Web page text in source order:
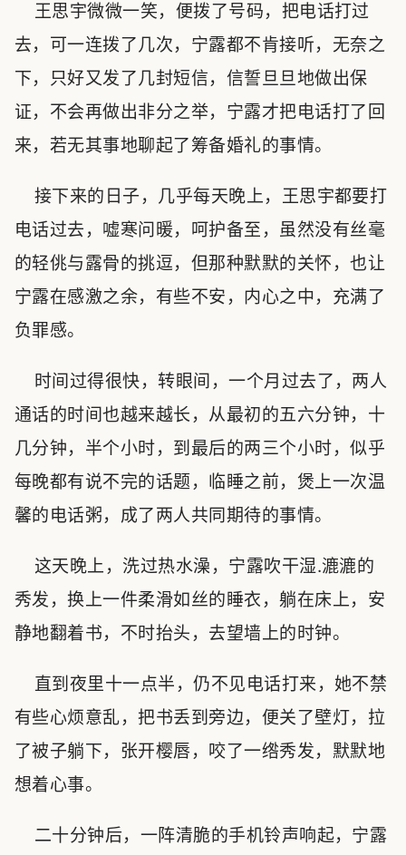
王思宇微微一笑，便拨了号码，把电话打过
去，可一连拨了几次，宁露都不肯接听，无奈之
下，只好又发了几封短信，信誓旦旦地做出保
证，不会再做出非分之举，宁露才把电话打了回
来，若无其事地聊起了筹备婚礼的事情。
接下来的日子，几乎每天晚上，王思宇都要打
电话过去，嘘寒问暖，呵护备至，虽然没有丝毫
的轻佻与露骨的挑逗，但那种默默的关怀，也让
宁露在感激之余，有些不安，内心之中，充满了
负罪感。
时间过得很快，转眼间，一个月过去了，两人
通话的时间也越来越长，从最初的五六分钟，十
几分钟，半个小时，到最后的两三个小时，似乎
每晚都有说不完的话题，临睡之前，煲上一次温
馨的电话粥，成了两人共同期待的事情。
这天晚上，洗过热水澡，宁露吹干湿.漉漉的
秀发，换上一件柔滑如丝的睡衣，躺在床上，安
静地翻着书，不时抬头，去望墙上的时钟。
直到夜里十一点半，仍不见电话打来，她不禁
有些心烦意乱，把书丢到旁边，便关了壁灯，拉
了被子躺下，张开樱唇，咬了一绺秀发，默默地
想着心事。
二十分钟后，一阵清脆的手机铃声响起，宁露